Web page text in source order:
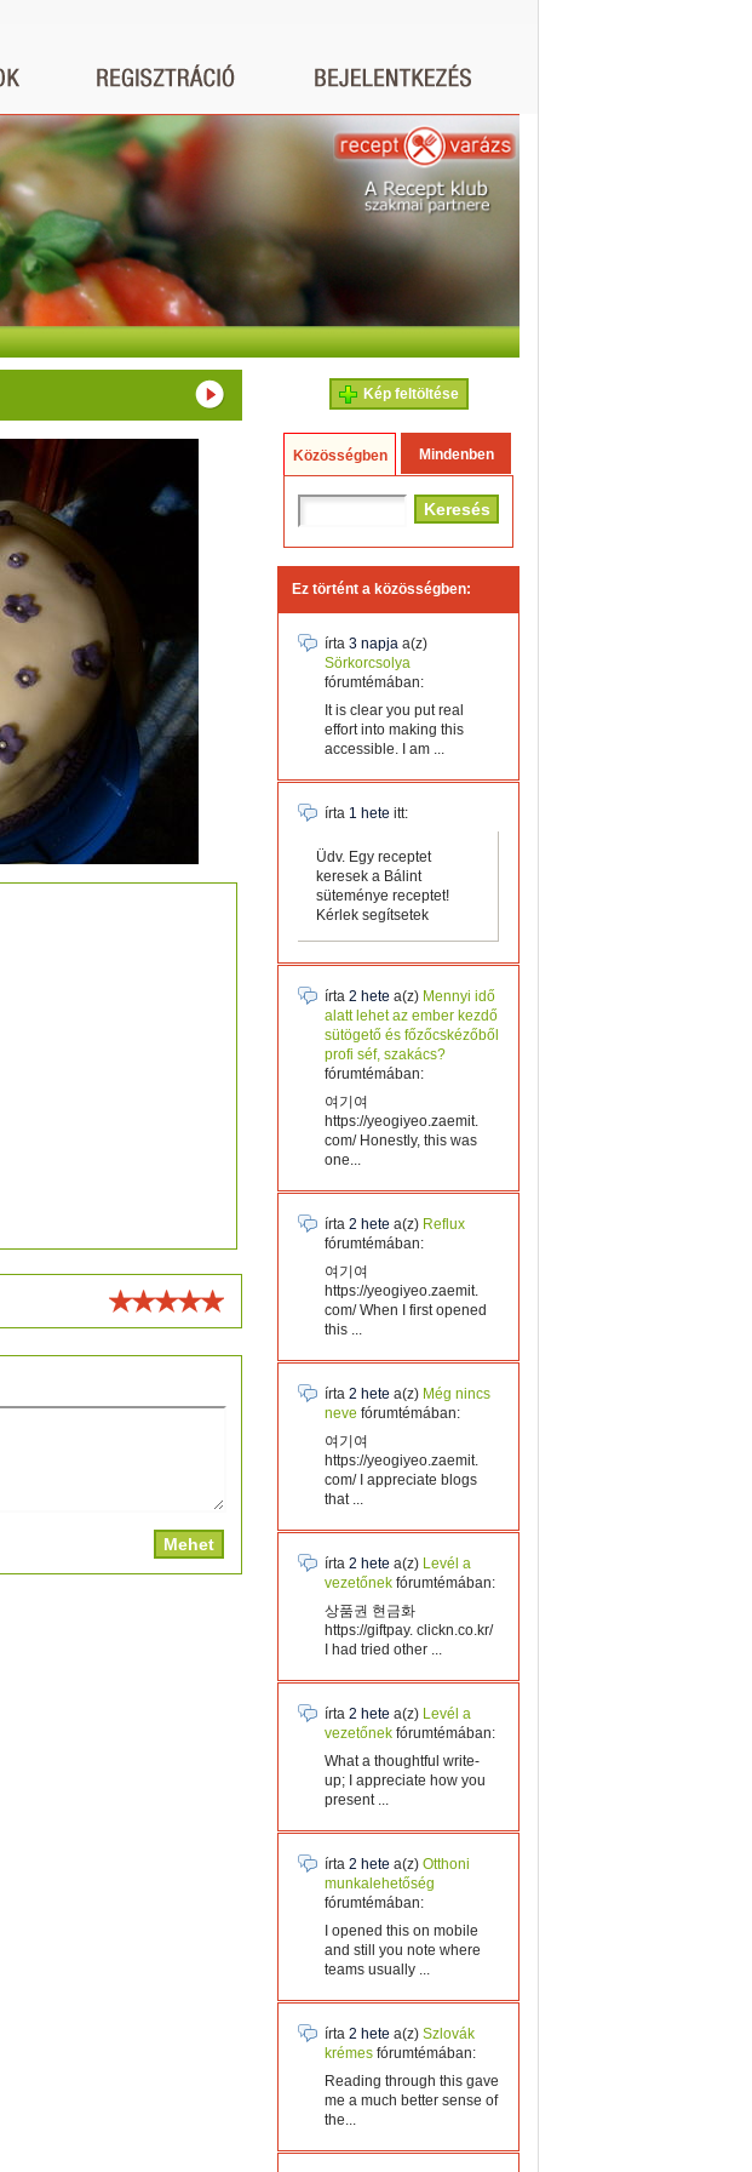
Kép feltöltése
Közösségben Mindenben
Ez történt a közösségben:
írta 3 napja a(z)
Sörkorcsolya
fórumtémában:
It is clear you put real
effort into making this
accessible. I am ...
írta 1 hete itt:
Üdv. Egy receptet
keresek a Bálint
süteménye receptet!
Kérlek segítsetek
írta 2 hete a(z) Mennyi idő
alatt lehet az ember kezdő
sütögető és főzőcskézőből
profi séf, szakács?
fórumtémában:
여기여
https://yeogiyeo.zaemit.
com/ Honestly, this was
one...
írta 2 hete a(z) Reflux
fórumtémában:
여기여
https://yeogiyeo.zaemit.
com/ When I first opened
this ...
írta 2 hete a(z) Még nincs
neve fórumtémában:
여기여
https://yeogiyeo.zaemit.
com/ I appreciate blogs
that ...
írta 2 hete a(z) Levél a
vezetőnek fórumtémában:
상품권 현금화
https://giftpay. clickn.co.kr/
I had tried other ...
írta 2 hete a(z) Levél a
vezetőnek fórumtémában:
What a thoughtful write-
up; I appreciate how you
present ...
írta 2 hete a(z) Otthoni
munkalehetőség
fórumtémában:
I opened this on mobile
and still you note where
teams usually ...
írta 2 hete a(z) Szlovák
krémes fórumtémában:
Reading through this gave
me a much better sense of
the...